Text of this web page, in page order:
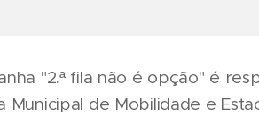
"2.ª fila não é opção" é
Municipal de Mobilidade e